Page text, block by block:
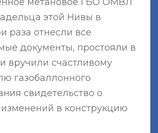
этой Нивы в
раза отнесли все
документы, простояли в
вручили счастливому
газобаллонного
свидетельство о
в конструкцию